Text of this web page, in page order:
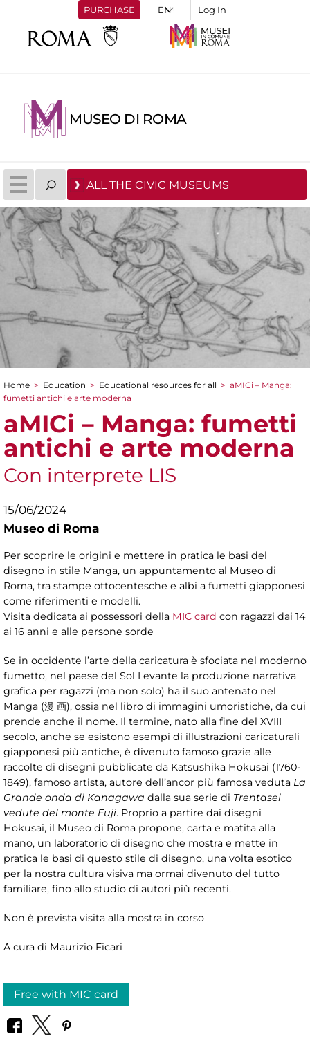
PURCHASE Log In
MUSEO DI ROMA
ALL THE CIVIC MUSEUMS
You are here
Home > Education > Educational resources for all > aMICi – Manga:
fumetti antichi e arte moderna
aMICi – Manga: fumetti
antichi e arte moderna
Con interprete LIS
15/06/2024
Museo di Roma
Per scoprire le origini e mettere in pratica le basi del
disegno in stile Manga, un appuntamento al Museo di
Roma, tra stampe ottocentesche e albi a fumetti giapponesi
come riferimenti e modelli.
Visita dedicata ai possessori della MIC card con ragazzi dai 14
ai 16 anni e alle persone sorde
Se in occidente l’arte della caricatura è sfociata nel moderno
fumetto, nel paese del Sol Levante la produzione narrativa
grafica per ragazzi (ma non solo) ha il suo antenato nel
Manga (漫 画), ossia nel libro di immagini umoristiche, da cui
prende anche il nome. Il termine, nato alla fine del XVIII
secolo, anche se esistono esempi di illustrazioni caricaturali
giapponesi più antiche, è divenuto famoso grazie alle
raccolte di disegni pubblicate da Katsushika Hokusai (1760-
1849), famoso artista, autore dell’ancor più famosa veduta La
Grande onda di Kanagawa dalla sua serie di Trentasei
vedute del monte Fuji. Proprio a partire dai disegni
Hokusai, il Museo di Roma propone, carta e matita alla
mano, un laboratorio di disegno che mostra e mette in
pratica le basi di questo stile di disegno, una volta esotico
per la nostra cultura visiva ma ormai divenuto del tutto
familiare, fino allo studio di autori più recenti.
Non è prevista visita alla mostra in corso
A cura di Maurizio Ficari
Free with MIC card